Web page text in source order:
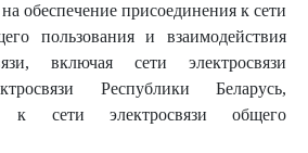
обеспечение присоединения к сети
пользования и взаимодействия
включая сети электросвязи
Республики Беларусь,
к сети электросвязи общего